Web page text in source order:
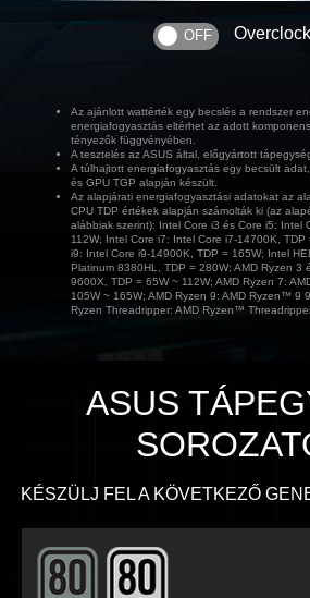
Az ajánlott wattérték egy becslés a rendszer
energiafogyasztás eltérhet az adott
tényezők függvényében.
A tesztelés az ASUS által, előgyártott
A túlhajtott energiafogyasztás egy becsült
és GPU TGP alapján készült.
Az alapjárati energiafogyasztási adatokat az
CPU TDP értékek alapján számolták ki (az
alábbiak szerint): Intel Core i3 és Core i5: Intel
112W; Intel Core i7: Intel Core i7-14700K,
i9: Intel Core i9-14900K, TDP = 165W; Intel
Platinum 8380HL, TDP = 280W; AMD Ryzen 3
9600X, TDP = 65W ~ 112W; AMD Ryzen 7:
105W ~ 165W; AMD Ryzen 9: AMD Ryzen™ 9
Ryzen Threadripper: AMD Ryzen™
ASUS
KÉSZÜLJ FEL A KÖVETKEZŐ